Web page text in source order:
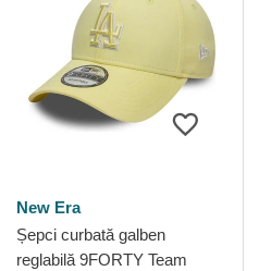
New Era
Șepci curbată galben
reglabilă 9FORTY Team